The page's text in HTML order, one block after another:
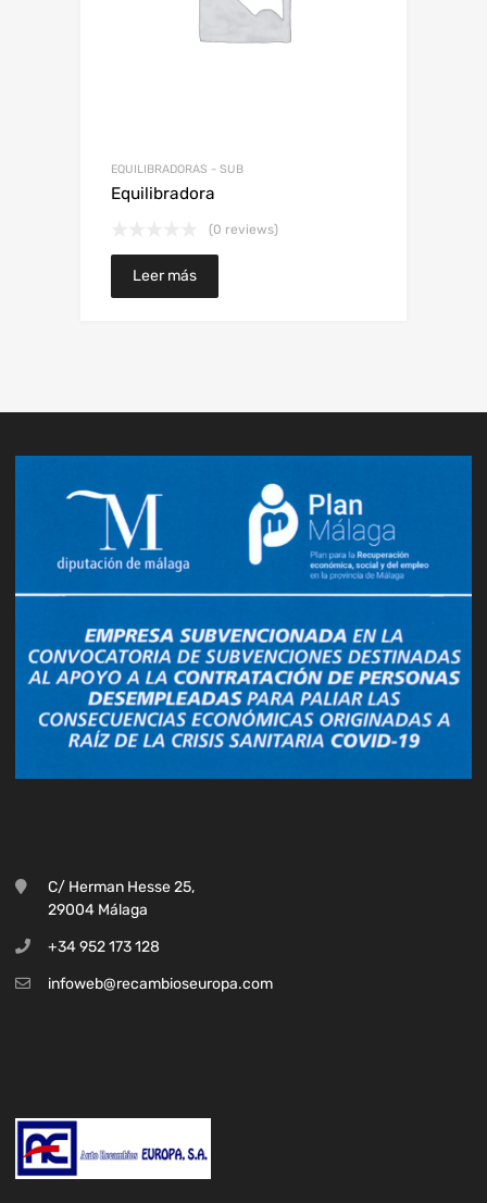
EQUILIBRADORAS - SUB
Equilibradora
(0 reviews)
Leer más
C/ Herman Hesse 25,
29004 Málaga
+34 952 173 128
infoweb@recambioseuropa.com